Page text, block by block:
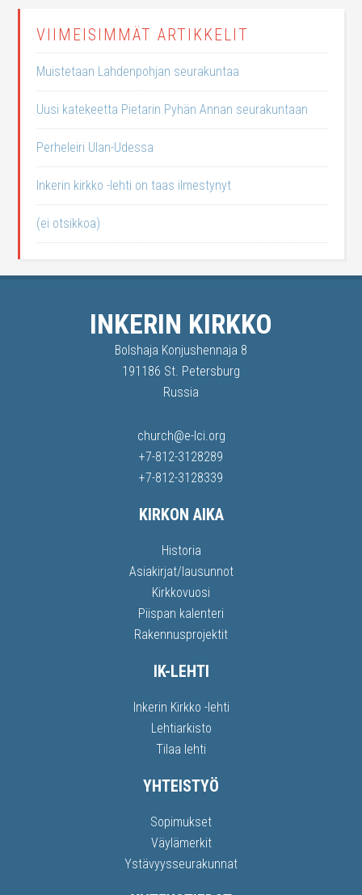
VIIMEISIMMÄT ARTIKKELIT
Muistetaan Lahdenpohjan seurakuntaa
Uusi katekeetta Pietarin Pyhän Annan seurakuntaan
Perheleiri Ulan-Udessa
Inkerin kirkko -lehti on taas ilmestynyt
(ei otsikkoa)
INKERIN KIRKKO
Bolshaja Konjushennaja 8
191186 St. Petersburg
Russia
church@e-lci.org
+7-812-3128289
+7-812-3128339
KIRKON AIKA
Historia
Asiakirjat/lausunnot
Kirkkovuosi
Piispan kalenteri
Rakennusprojektit
IK-LEHTI
Inkerin Kirkko -lehti
Lehtiarkisto
Tilaa lehti
YHTEISTYÖ
Sopimukset
Väylämerkit
Ystävyysseurakunnat